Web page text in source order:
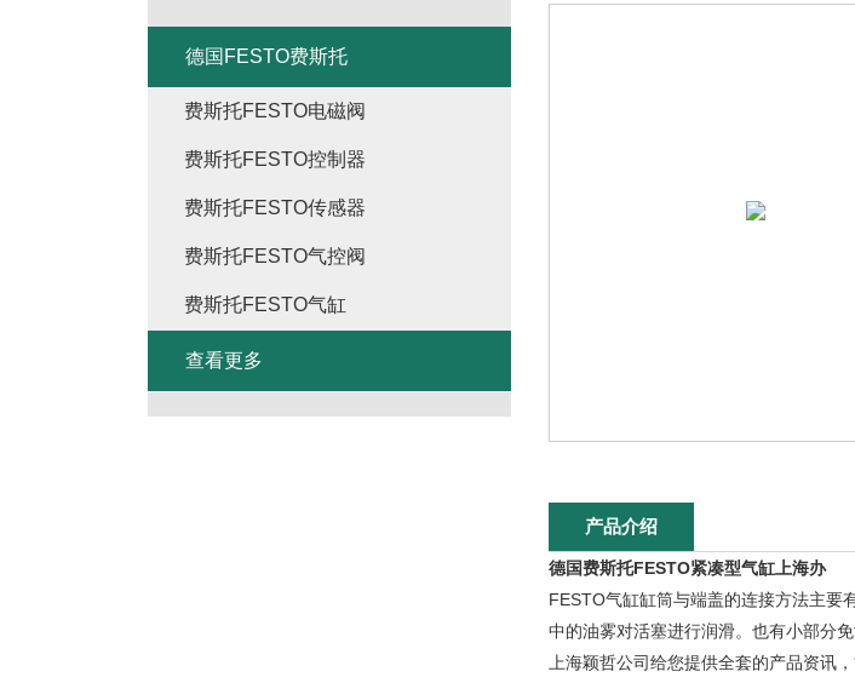
产品介绍
德国费斯托FESTO紧凑型气缸上海办
FESTO气缸缸筒与端盖的连接方法主要
中的油雾对活塞进行润滑。也有小部分
上海颖哲公司给您提供全套的产品资讯
德国FESTO费斯托
费斯托FESTO电磁阀
费斯托FESTO控制器
费斯托FESTO传感器
费斯托FESTO气控阀
费斯托FESTO气缸
查看更多